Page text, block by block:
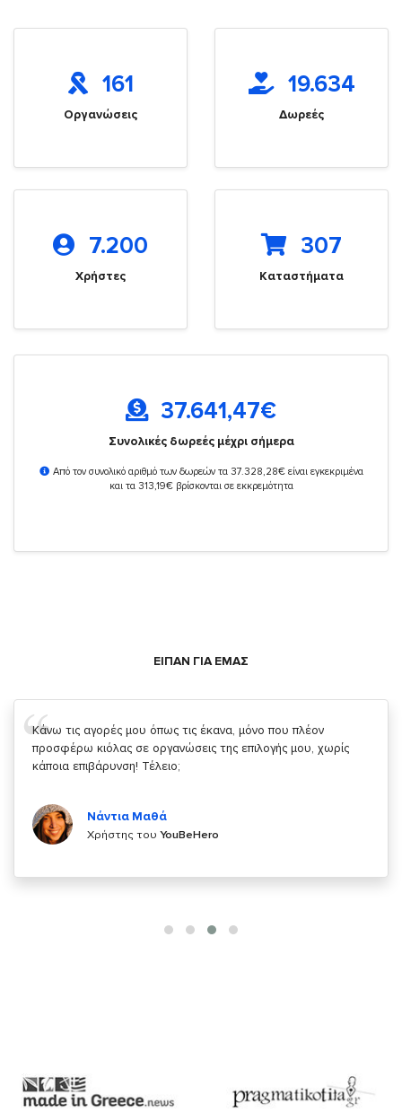
161
Οργανώσεις
19.634
Δωρεές
7.200
Χρήστες
307
Καταστήματα
37.641,47€
Συνολικές δωρεές μέχρι σήμερα
Από τον συνολικό αριθμό των δωρεών τα 37.328,28€ είναι εγκεκριμένα
και τα 313,19€ βρίσκονται σε εκκρεμότητα
ΕΙΠΑΝ ΓΙΑ ΕΜΑΣ
Σας ευχαριστώ που μας δίνετε την δυνατότητα να κάνουμε
κάτι!
Χρήστης τουYouBeHero